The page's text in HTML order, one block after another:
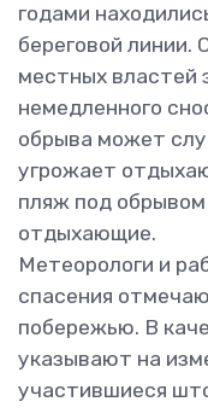
годами
береговой линии.
местных властей
немедленного
обрыва может
угрожает
пляж под
отдыхающие.
Метеорологи и
спасения
побережью. В
указывают на
участившиеся